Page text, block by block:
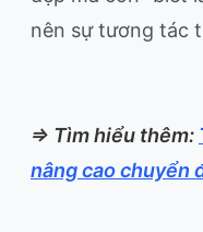
nên sự tương tác
=> Tìm hiểu thêm:
nâng cao chuyển